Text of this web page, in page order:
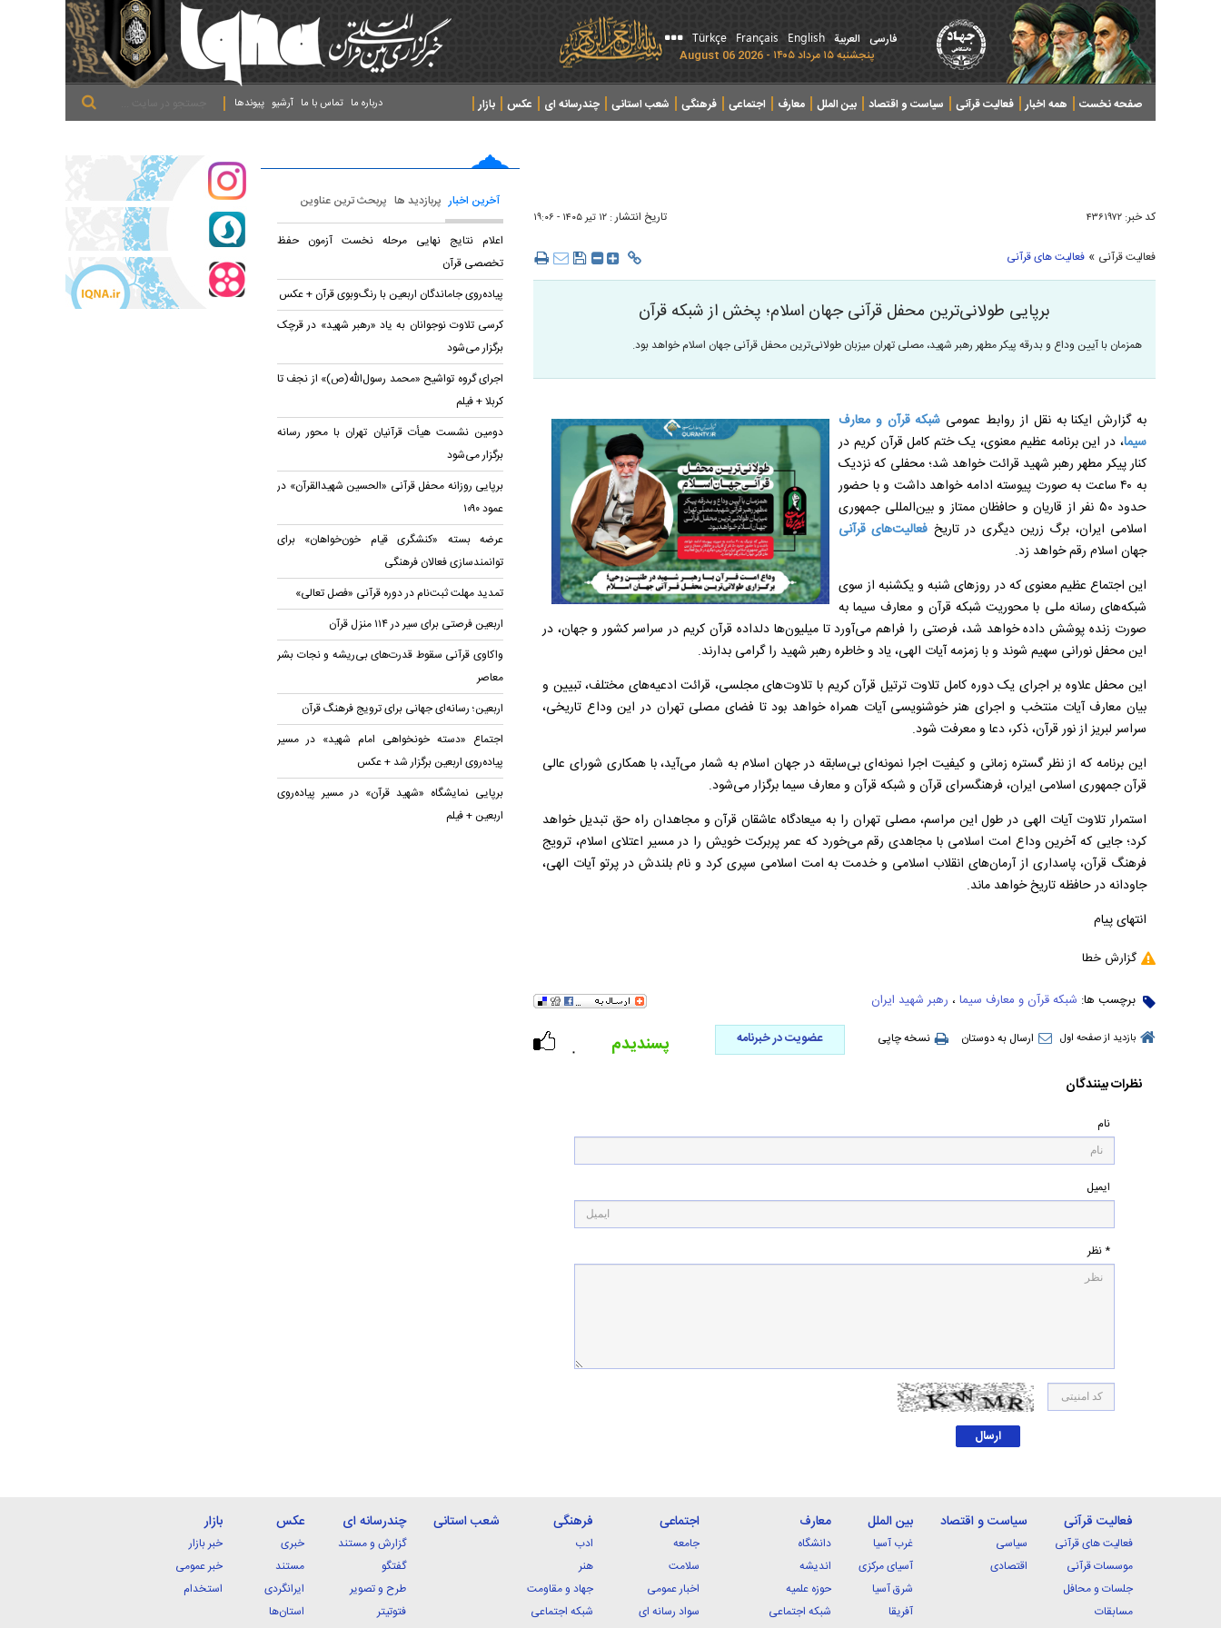
فارسی العربیة English
Français
Türkçe
پنجشنبه ۱۵ مرداد ۱۴۰۵ - 2026 August 06
صفحه نخست همه اخبار فعالیت قرآنی سیاست و اقتصاد بین الملل معارف اجتماعی فرهنگی شعب استانی چندرسانه ای عکس
بازار
پیوندها آرشیو تماس با ما درباره ما
کد خبر: ۴۳۶۱۹۷۲ تاریخ انتشار : ۱۲ تير ۱۴۰۵ - ۱۹:۰۶
فعالیت قرآنی » فعالیت های قرآنی
برپایی طولانی‌ترین محفل قرآنی جهان اسلام؛ پخش از شبکه قرآن
همزمان با آیین وداع و بدرقه پیکر مطهر رهبر شهید، مصلی تهران میزبان طولانی‌ترین محفل قرآنی جهان اسلام خواهد بود.
به گزارش ایکنا به نقل از روابط عمومی شبکه قرآن و معارف
سیما، در این برنامه عظیم معنوی، یک ختم کامل قرآن کریم در
کنار پیکر مطهر رهبر شهید قرائت خواهد شد؛ محفلی که نزدیک
به ۴۰ ساعت به صورت پیوسته ادامه خواهد داشت و با حضور
حدود ۵۰ نفر از قاریان و حافظان ممتاز و بین‌المللی جمهوری
اسلامی ایران، برگ زرین دیگری در تاریخ فعالیت‌های قرآنی
جهان اسلام رقم خواهد زد.
این اجتماع عظیم معنوی که در روزهای شنبه و یکشنبه از سوی
شبکه‌های رسانه ملی با محوریت شبکه قرآن و معارف سیما به
صورت زنده پوشش داده خواهد شد، فرصتی را فراهم می‌آورد تا میلیون‌ها دلداده قرآن کریم در سراسر کشور و جهان، در
این محفل نورانی سهیم شوند و با زمزمه آیات الهی، یاد و خاطره رهبر شهید را گرامی بدارند.
این محفل علاوه بر اجرای یک دوره کامل تلاوت ترتیل قرآن کریم با تلاوت‌های مجلسی، قرائت ادعیه‌های مختلف، تبیین و
بیان معارف آیات منتخب و اجرای هنر خوشنویسی آیات همراه خواهد بود تا فضای مصلی تهران در این وداع تاریخی،
سراسر لبریز از نور قرآن، ذکر، دعا و معرفت شود.
این برنامه که از نظر گستره زمانی و کیفیت اجرا نمونه‌ای بی‌سابقه در جهان اسلام به شمار می‌آید، با همکاری شورای عالی
قرآن جمهوری اسلامی ایران، فرهنگسرای قرآن و شبکه قرآن و معارف سیما برگزار می‌شود.
استمرار تلاوت آیات الهی در طول این مراسم، مصلی تهران را به میعادگاه عاشقان قرآن و مجاهدان راه حق تبدیل خواهد
کرد؛ جایی که آخرین وداع امت اسلامی با مجاهدی رقم می‌خورد که عمر پربرکت خویش را در مسیر اعتلای اسلام، ترویج
فرهنگ قرآن، پاسداری از آرمان‌های انقلاب اسلامی و خدمت به امت اسلامی سپری کرد و نام بلندش در پرتو آیات الهی،
جاودانه در حافظه تاریخ خواهد ماند.
انتهای پیام
گزارش خطا
برچسب ها: شبکه قرآن و معارف سیما ، رهبر شهید ایران
بازدید از صفحه اول ارسال به دوستان نسخه چاپی عضویت در خبرنامه
۰ پسندیدم
نظرات بینندگان
نام
ایمیل
* نظر
آخرین اخبار پربازدید ها پربحث ترین عناوین
اعلام نتایج نهایی مرحله نخست آزمون حفظ
تخصصی قرآن
پیاده‌روی جاماندگان اربعین با رنگ‌وبوی قرآن + عکس
کرسی تلاوت نوجوانان به یاد «رهبر شهید» در قرچک
برگزار می‌شود
اجرای گروه تواشیح «محمد رسول‌الله(ص)» از نجف تا
کربلا + فیلم
دومین نشست هیأت قرآنیان تهران با محور رسانه
برگزار می‌شود
برپایی روزانه محفل قرآنی «الحسین شهیدالقرآن» در
عمود ۱۰۹۰
عرضه بسته «کنشگری قیام خون‌خواهان» برای
توانمندسازی فعالان فرهنگی
تمدید مهلت ثبت‌نام در دوره قرآنی «فصل تعالی»
اربعین فرصتی برای سیر در ۱۱۴ منزل قرآن
واکاوی قرآنی سقوط قدرت‌های بی‌ریشه و نجات بشر
معاصر
اربعین؛ رسانه‌ای جهانی برای ترویج فرهنگ قرآن
اجتماع «دسته خونخواهی امام شهید» در مسیر
پیاده‌روی اربعین برگزار شد + عکس
برپایی نمایشگاه «شهید قرآن» در مسیر پیاده‌روی
اربعین + فیلم
فعالیت قرآنی
فعالیت های قرآنی
موسسات قرآنی
جلسات و محافل
مسابقات
سیاست و اقتصاد
سیاسی
اقتصادی
بین الملل
غرب آسیا
آسیای مرکزی
شرق آسیا
آفریقا
معارف
دانشگاه
اندیشه
حوزه علمیه
شبکه اجتماعی
اجتماعی
جامعه
سلامت
اخبار عمومی
سواد رسانه ای
فرهنگی
ادب
هنر
جهاد و مقاومت
شبکه اجتماعی
شعب استانی چندرسانه ای
گزارش و مستند
گفتگو
طرح و تصویر
فتوتیتر
عکس
خبری
مستند
ایرانگردی
استان‌ها
بازار
خبر بازار
خبر عمومی
استخدام